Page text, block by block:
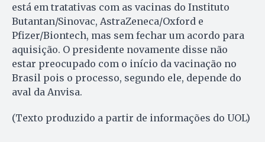
está em tratativas com as vacinas do Instituto
Butantan/Sinovac, AstraZeneca/Oxford e
Pfizer/Biontech, mas sem fechar um acordo para
aquisição. O presidente novamente disse não
estar preocupado com o início da vacinação no
Brasil pois o processo, segundo ele, depende do
aval da Anvisa.
(Texto produzido a partir de informações do UOL)